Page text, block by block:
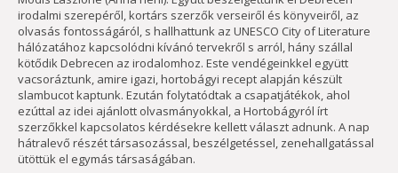
irodalmi szerepéről, kortárs szerzők verseiről és könyveiről, az
olvasás fontosságáról, s hallhattunk az UNESCO City of Literature
hálózatához kapcsolódni kívánó tervekről s arról, hány szállal
kötődik Debrecen az irodalomhoz. Este vendégeinkkel együtt
vacsoráztunk, amire igazi, hortobágyi recept alapján készült
slambucot kaptunk. Ezután folytatódtak a csapatjátékok, ahol
ezúttal az idei ajánlott olvasmányokkal, a Hortobágyról írt
szerzőkkel kapcsolatos kérdésekre kellett választ adnunk. A nap
hátralevő részét társasozással, beszélgetéssel, zenehallgatással
ütöttük el egymás társaságában.